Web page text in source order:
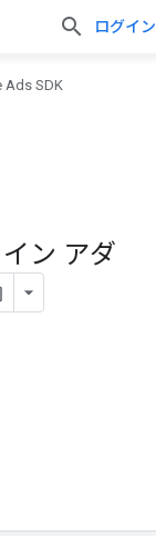
ログイン
Ads SDK
ン アダ